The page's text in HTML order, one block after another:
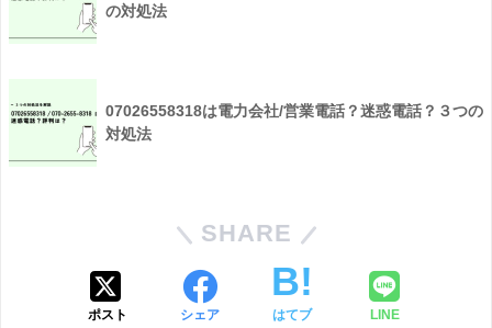
の対処法
07026558318は電力会社/営業電話？迷惑電話？３つの
対処法
SHARE
ポスト シェア はてブ LINE